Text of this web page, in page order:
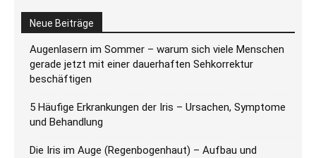
Neue Beiträge
Augenlasern im Sommer – warum sich viele Menschen
gerade jetzt mit einer dauerhaften Sehkorrektur
beschäftigen
5 Häufige Erkrankungen der Iris – Ursachen, Symptome
und Behandlung
Die Iris im Auge (Regenbogenhaut) – Aufbau und